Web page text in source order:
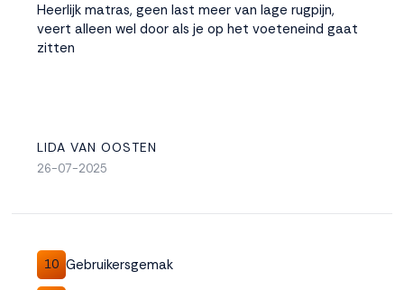
Heerlijk matras, geen last meer van lage rugpijn,
veert alleen wel door als je op het voeteneind gaat
zitten
LIDA VAN OOSTEN
26-07-2025
10 Gebruikersgemak